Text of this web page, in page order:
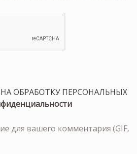
ОБРАБОТКУ ПЕРСОНАЛЬНЫХ
для вашего комментария (GIF,